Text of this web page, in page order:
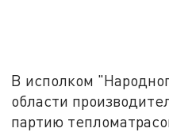
В исполком
области
партию